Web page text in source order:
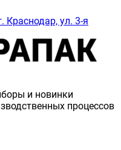
Краснодар, ул. 3-я
и новинки
процессов